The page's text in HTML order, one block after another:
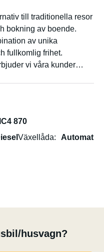
till traditionella resor
bokning av boende.
av unika
fullkomlig frihet.
vi våra kunder
att du känner dig som
med
efter dina
870
Växellåda
Automat
husvagn?